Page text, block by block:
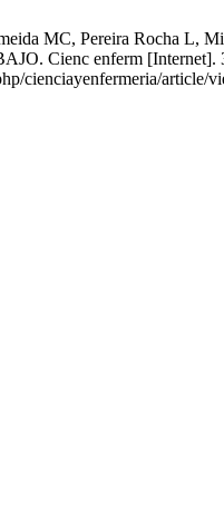
MC, Pereira Rocha
Cienc enferm [Internet].
cienciayenfermeria/article/